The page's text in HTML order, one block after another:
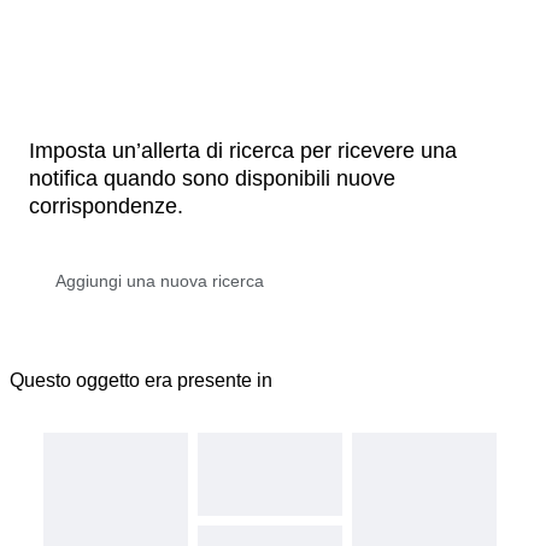
Imposta un’allerta di ricerca per ricevere una
notifica quando sono disponibili nuove
corrispondenze.
Questo oggetto era presente in